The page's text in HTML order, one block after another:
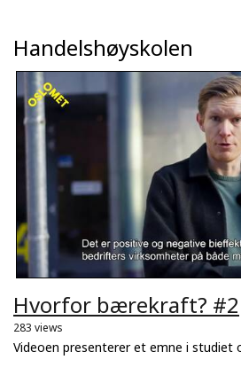
Handelshøyskolen
Hvorfor bærekraft? #2
283 views
Videoen presenterer et emne i studiet